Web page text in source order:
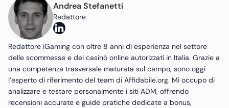
Andrea Stefanetti
Redattore
Redattore iGaming con oltre 8 anni di esperienza nel settore
delle scommesse e dei casinò online autorizzati in Italia. Grazie a
una competenza trasversale maturata sul campo, sono oggi
l’esperto di riferimento del team di Affidabile.org. Mi occupo di
analizzare e testare personalmente i siti ADM, offrendo
recensioni accurate e guide pratiche dedicate a bonus,